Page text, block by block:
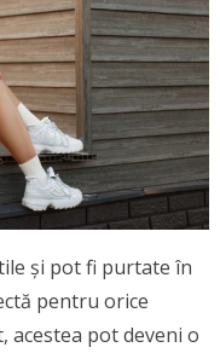
și pot fi purtate în
pentru orice
acestea pot deveni o